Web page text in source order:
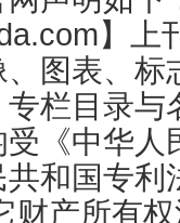
】上
图表、
栏目录
《中华
和国专
财产所有